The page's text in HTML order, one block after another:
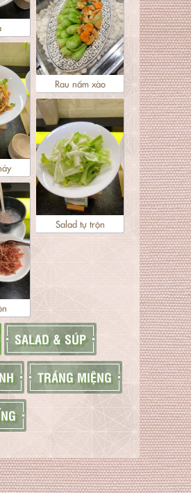
Rau nấm xào
Salad tự trộn
SALAD & SÚP
TRÁNG MIỆNG